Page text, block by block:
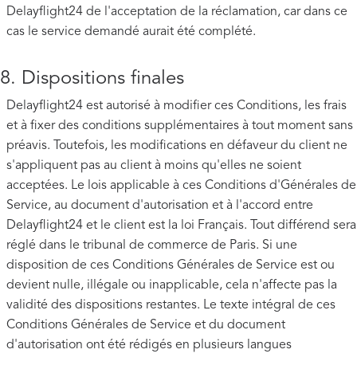
Delayflight24 de l'acceptation de la réclamation, car dans ce
cas le service demandé aurait été complété.
8. Dispositions finales
Delayflight24 est autorisé à modifier ces Conditions, les frais
et à fixer des conditions supplémentaires à tout moment sans
préavis. Toutefois, les modifications en défaveur du client ne
s'appliquent pas au client à moins qu'elles ne soient
acceptées. Le lois applicable à ces Conditions d'Générales de
Service, au document d'autorisation et à l'accord entre
Delayflight24 et le client est la loi Français. Tout différend sera
réglé dans le tribunal de commerce de Paris. Si une
disposition de ces Conditions Générales de Service est ou
devient nulle, illégale ou inapplicable, cela n'affecte pas la
validité des dispositions restantes. Le texte intégral de ces
Conditions Générales de Service et du document
d'autorisation ont été rédigés en plusieurs langues